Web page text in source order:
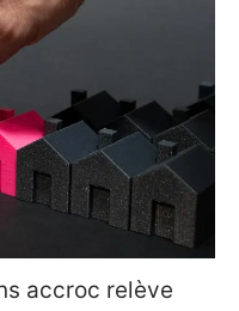
accroc relève